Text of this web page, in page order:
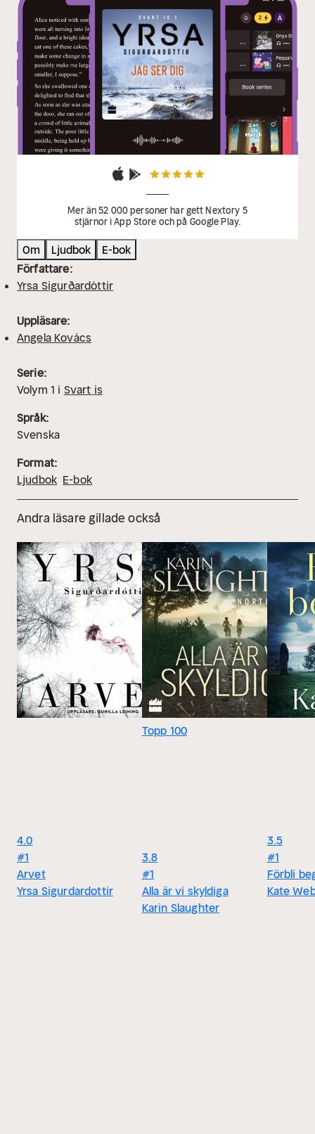
Mer än 52 000 personer har gett Nextory 5
stjärnor i App Store och på Google Play.
Om Ljudbok
E-bok
Författare:
Yrsa Sigurðardóttir
Uppläsare:
Angela Kovács
Serie:
Volym 1 i Svart is
Språk:
Svenska
Format:
Ljudbok E-bok
Andra läsare gillade också
4.0
#1
Arvet
Yrsa Sigurdardottir
Topp 100
3.8
#1
Alla är vi skyldiga
Karin Slaughter
3.5
#1
Förbli
Kate